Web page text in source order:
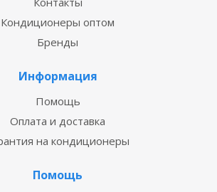
Кондиционеры оптом
Бренды
Информация
Помощь
Оплата и доставка
на кондиционеры
Помощь